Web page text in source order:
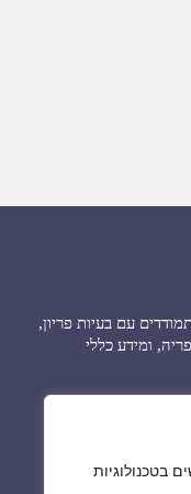
בטכנולוגיות
עם בעיות פריון,
ומידע כללי
בארץ ובחו”ל.
איכות חיים וטיפול